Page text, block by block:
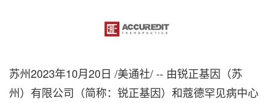
苏州2023年10月20日 /美通社/ -- 由锐正基因（苏
州）有限公司（简称：锐正基因）和蔻德罕见病中心